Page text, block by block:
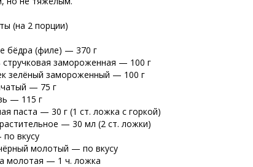
(на 2 порции)
бёдра (филе) — 370 г
стручковая замороженная — 100 г
зелёный замороженный — 100 г
— 75 г
— 115 г
паста — 30 г (1 ст. ложка с горкой)
— 30 мл (2 ст. ложки)
вкусу
молотый — по вкусу
молотая — 1 ч. ложка